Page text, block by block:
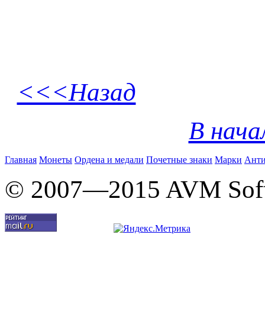
<<<Назад
В
Главная Монеты Ордена и медали Почетные знаки Марки
© 2007—2015 AVM